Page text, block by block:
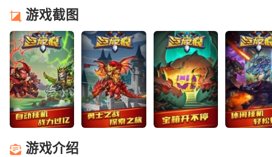
游戏截图
游戏介绍